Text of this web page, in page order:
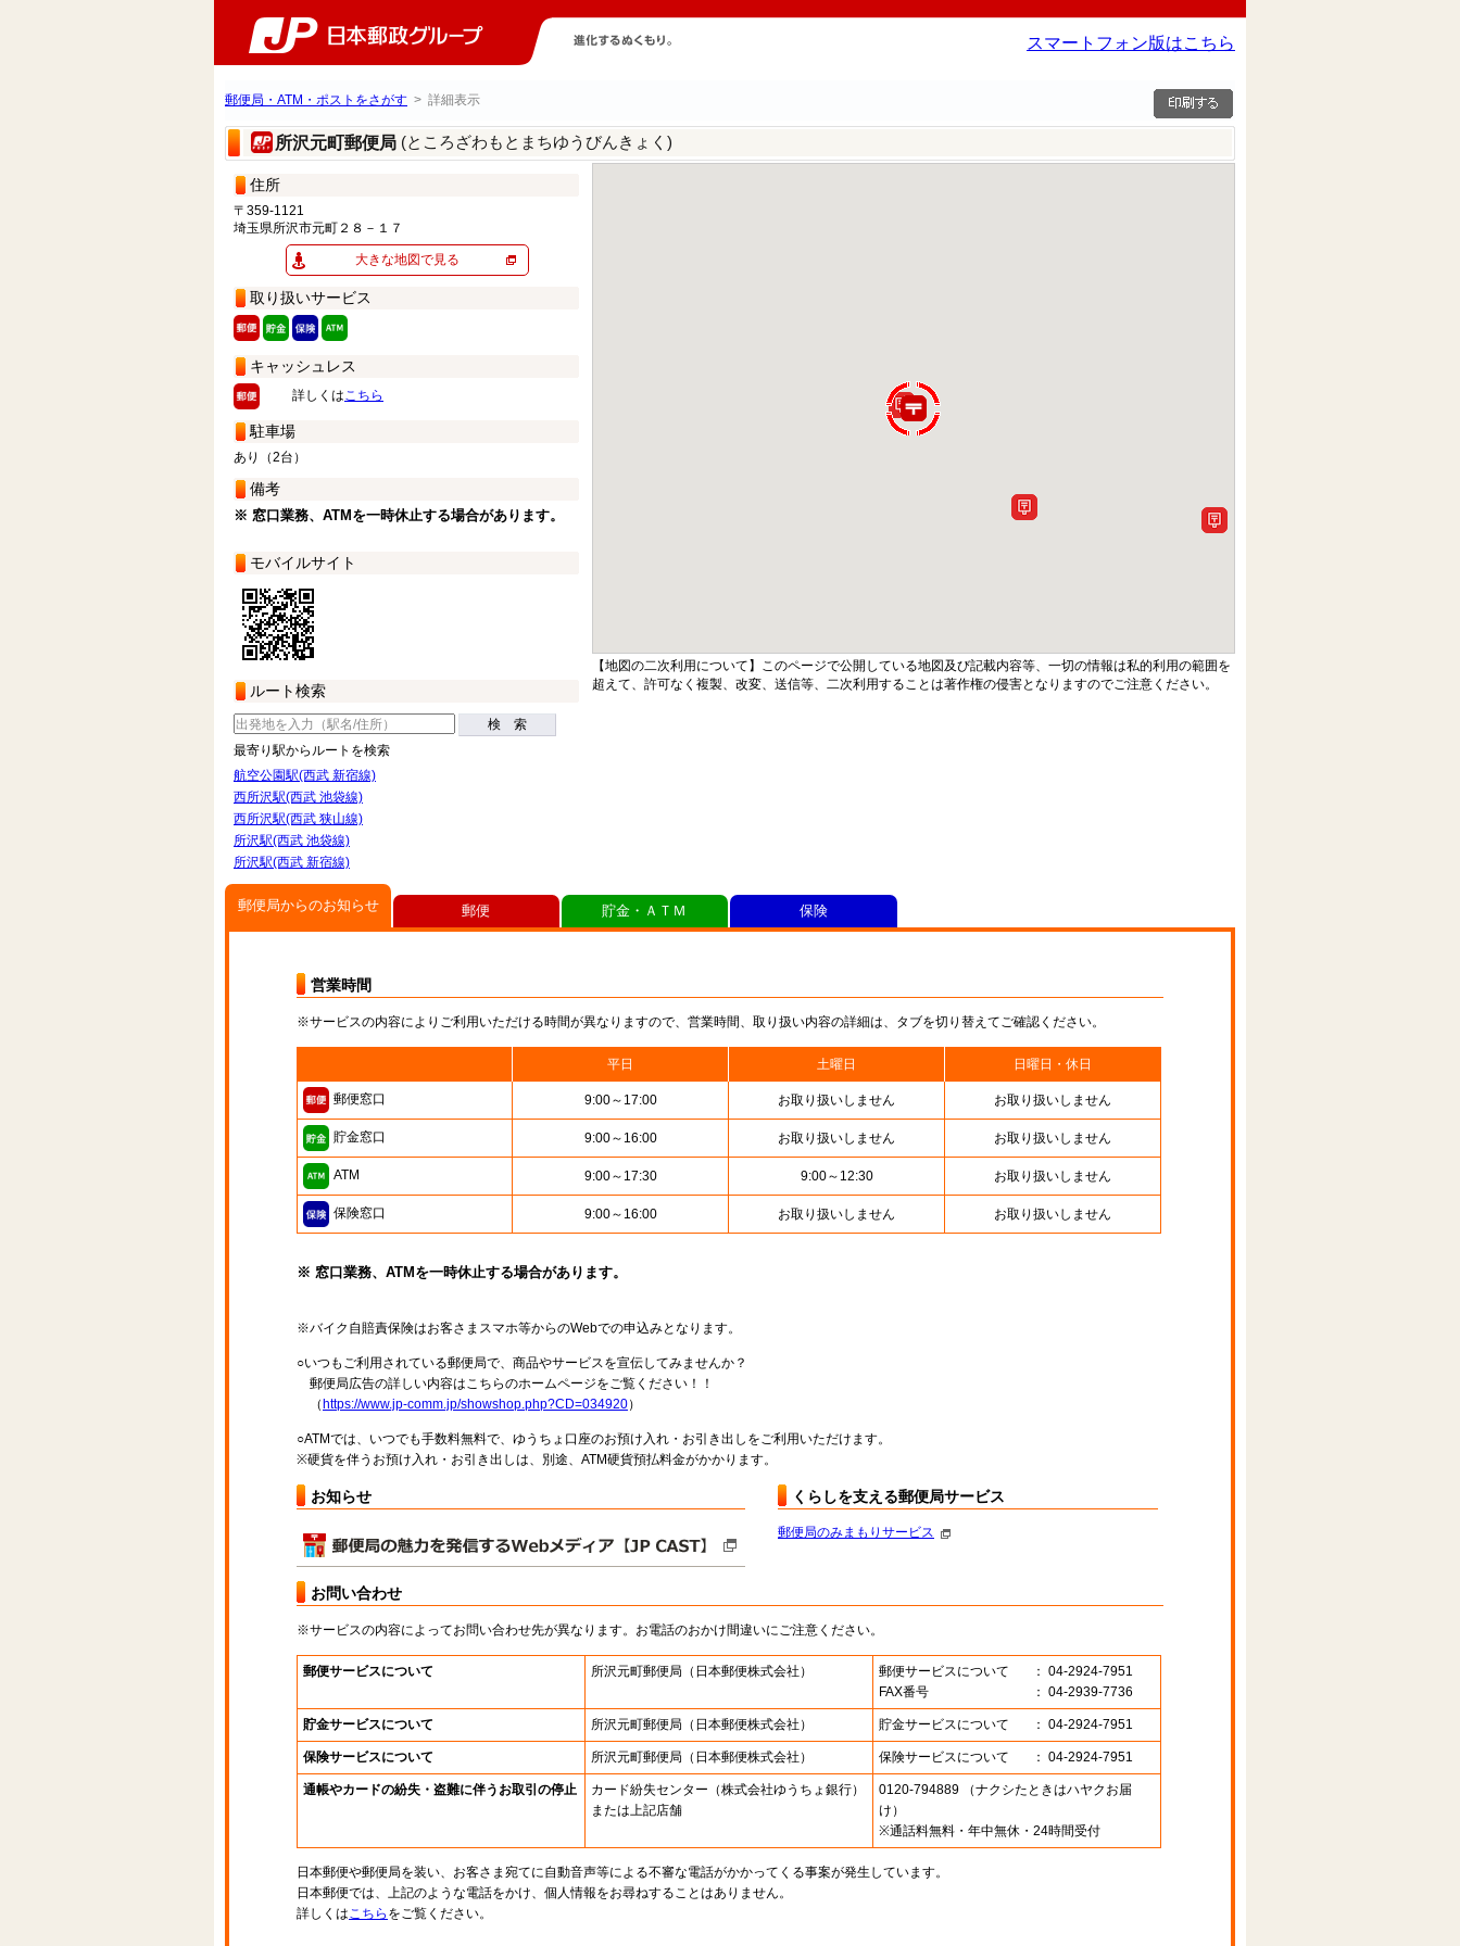
スマートフォン版はこちら
郵便局・ATM・ポストをさがす > 詳細表示
所沢元町郵便局 (ところざわもとまちゆうびんきょく)
住所
〒359-1121
埼玉県所沢市元町２８－１７
大きな地図で見る
取り扱いサービス
キャッシュレス
詳しくはこちら
駐車場
あり（2台）
備考
※ 窓口業務、ATMを一時休止する場合があります。
モバイルサイト
ルート検索
検 索
最寄り駅からルートを検索
航空公園駅(西武 新宿線)
西所沢駅(西武 池袋線)
西所沢駅(西武 狭山線)
所沢駅(西武 池袋線)
所沢駅(西武 新宿線)
【地図の二次利用について】このページで公開している地図及び記載内容等、一切の情報は私的利用の範囲を
超えて、許可なく複製、改変、送信等、二次利用することは著作権の侵害となりますのでご注意ください。
郵便局からのお知らせ
営業時間
※サービスの内容によりご利用いただける時間が異なりますので、営業時間、取り扱い内容の詳細は、タブを切り替えてご確認ください。
平日 土曜日 日曜日・休日
郵便窓口 9:00～17:00 お取り扱いしません お取り扱いしません
貯金窓口 9:00～16:00 お取り扱いしません お取り扱いしません
ATM 9:00～17:30 9:00～12:30 お取り扱いしません
保険窓口 9:00～16:00 お取り扱いしません お取り扱いしません
※ 窓口業務、ATMを一時休止する場合があります。
※バイク自賠責保険はお客さまスマホ等からのWebでの申込みとなります。
○いつもご利用されている郵便局で、商品やサービスを宣伝してみませんか？
郵便局広告の詳しい内容はこちらのホームページをご覧ください！！
（ https://www.jp-comm.jp/showshop.php?CD=034920）
○ATMでは、いつでも手数料無料で、ゆうちょ口座のお預け入れ・お引き出しをご利用いただけます。
※硬貨を伴うお預け入れ・お引き出しは、別途、ATM硬貨預払料金がかかります。
お知らせ くらしを支える郵便局サービス
郵便局のみまもりサービス
お問い合わせ
※サービスの内容によってお問い合わせ先が異なります。お電話のおかけ間違いにご注意ください。
郵便サービスについて 所沢元町郵便局 （日本郵便株式会社） 郵便サービスについて
： 04-2924-7951
FAX番号
： 04-2939-7736
貯金サービスについて 所沢元町郵便局 （日本郵便株式会社） 貯金サービスについて ： 04-2924-7951
保険サービスについて 所沢元町郵便局 （日本郵便株式会社） 保険サービスについて ： 04-2924-7951
通帳やカードの紛失・盗難に伴うお取引の停止 カード紛失センター （株式会社ゆうちょ銀行）
または上記店舗
0120-794889 （ナクシたときはハヤクお届
け）
※通話料無料・年中無休・24時間受付
日本郵便や郵便局を装い、お客さま宛てに自動音声等による不審な電話がかかってくる事案が発生しています。
日本郵便では、上記のような電話をかけ、個人情報をお尋ねすることはありません。
詳しくはこちら をご覧ください。
郵便 貯金・ＡＴＭ 保険